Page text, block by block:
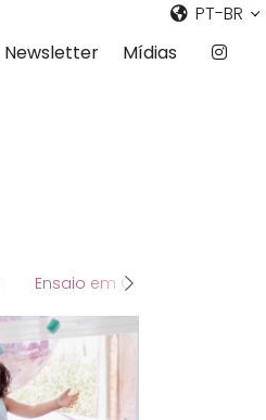
Newsletter Mídias
PT-BR
Ensaio em Casa